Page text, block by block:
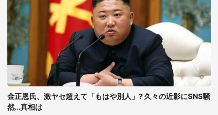
金正恩氏、激ヤセ超えて「もはや別人」? 久々の近影にSNS騒
然...真相は